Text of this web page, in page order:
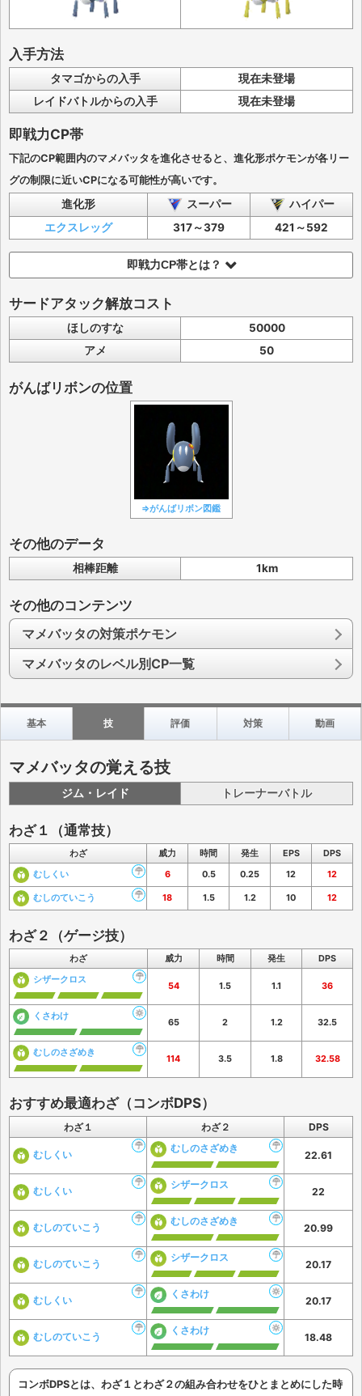
入手方法
タマゴからの入手
現在未登場
レイドバトルからの入手
現在未登場
即戦力CP帯
下記のCP範囲内のマメバッタを進化させると、進化形ポケモンが各リー
グの制限に近いCPになる可能性が高いです。
進化形 スーパー
ハイパー
エクスレッグ
317～379 421～592
即戦力CP帯とは？
サードアタック解放コスト
ほしのすな
50000
アメ
50
がんばリボンの位置
⇒がんばリボン図鑑
その他のデータ
相棒距離 1km
その他のコンテンツ
マメバッタの対策ポケモン
マメバッタのレベル別CP一覧
基本 技 評価 対策 動画
マメバッタの覚える技
ジム・レイド トレーナーバトル
わざ１（通常技）
わざ 威力 時間 発生 EPS
DPS
むしくい
6 0.5 0.25 12 12
むしのていこう 18 1.5 1.2 10 12
わざ２（ゲージ技）
わざ 威力 時間 発生
DPS
シザークロス
54 1.5 1.1 36
くさわけ
65 2 1.2 32.5
むしのさざめき
114 3.5 1.8 32.58
おすすめ最適わざ（コンボDPS）
わざ１ わざ２ DPS
むしくい
むしのさざめき
22.61
むしくい
シザークロス
22
むしのていこう
むしのさざめき
20.99
むしのていこう
シザークロス
20.17
むしくい
くさわけ
20.17
むしのていこう
くさわけ
18.48
コンボDPSとは、わざ１とわざ２の組み合わせをひとまとめにした時